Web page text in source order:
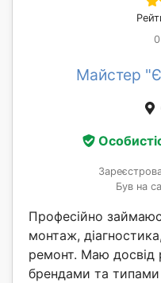
0
Майстер
Був на
Професійно
монтаж,
ремонт. Маю досвід
брендами та